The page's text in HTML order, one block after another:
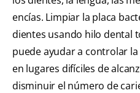
encías. Limpiar la placa
dientes usando hilo dental
puede ayudar a controlar
en lugares difíciles de
disminuir el número de